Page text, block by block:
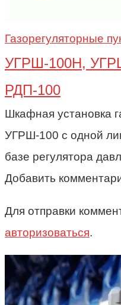
Газорегуляторные
УГРШ-100Н,
РДП-100
Шкафная установка
УГРШ-100 с одной
базе регулятора
Добавить
Для отправки
авторизоваться.